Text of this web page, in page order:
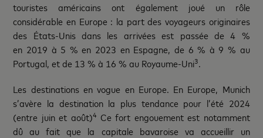
touristes américains ont également joué un rôle
considérable en Europe : la part des voyageurs originaires
des États-Unis dans les arrivées est passée de 4 %
en 2019 à 5 % en 2023 en Espagne, de 6 % à 9 % au
Portugal, et de 13 % à 16 % au Royaume-Uni3.
Les destinations en vogue en Europe. En Europe, Munich
s’avère la destination la plus tendance pour l’été 2024
(entre juin et août)4Ce fort engouement est notamment
dû au fait que la capitale bavaroise va accueillir un